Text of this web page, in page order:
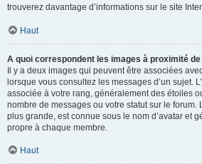
trouverez davantage d’informations sur le site
Haut
A quoi correspondent les images à proximité de
Il y a deux images qui peuvent être associées
lorsque vous consultez les messages d’un sujet.
associée à votre rang, généralement des étoiles
nombre de messages ou votre statut sur le forum.
plus grande, est connue sous le nom d’avatar et
propre à chaque membre.
Haut